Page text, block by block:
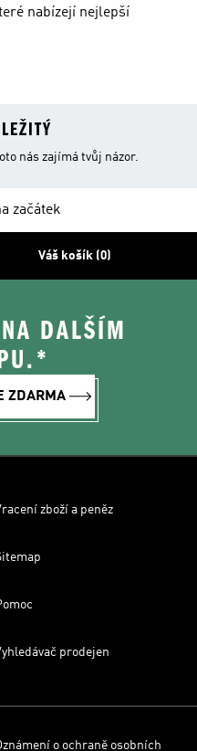
nabízejí nejlepší
nás zajímá tvůj názor.
začátek
Váš košík (0)
DALŠÍM
ZDARMA
zboží a peněz
prodejen
o ochraně osobních